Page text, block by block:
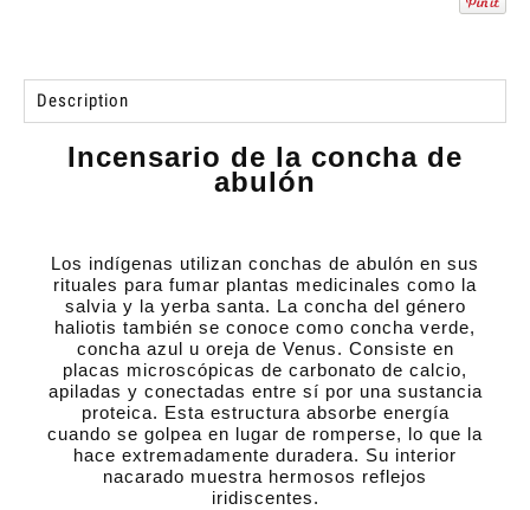
Description
Incensario de la concha de
abulón
Los indígenas utilizan conchas de abulón en sus
rituales para fumar plantas medicinales como la
salvia y la yerba santa. La concha del género
haliotis también se conoce como concha verde,
concha azul u oreja de Venus. Consiste en
placas microscópicas de carbonato de calcio,
apiladas y conectadas entre sí por una sustancia
proteica. Esta estructura absorbe energía
cuando se golpea en lugar de romperse, lo que la
hace extremadamente duradera. Su interior
nacarado muestra hermosos reflejos
iridiscentes.